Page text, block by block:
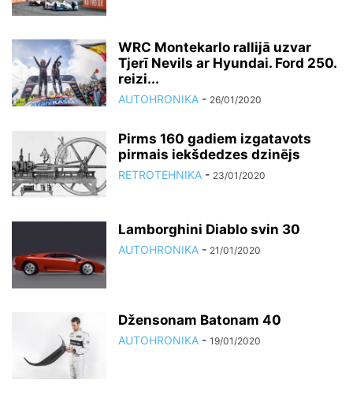
WRC Montekarlo rallijā uzvar
Tjerī Nevils ar Hyundai. Ford 250.
reizi...
AUTOHRONIKA - 26/01/2020
Pirms 160 gadiem izgatavots
pirmais iekšdedzes dzinējs
RETROTEHNIKA - 23/01/2020
Lamborghini Diablo svin 30
AUTOHRONIKA - 21/01/2020
Džensonam Batonam 40
AUTOHRONIKA - 19/01/2020